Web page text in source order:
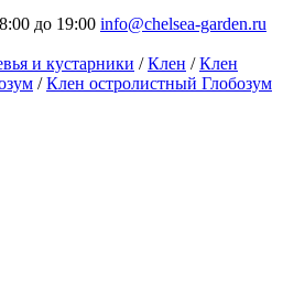
до 19:00 info@chelsea-garden.ru
и кустарники /Клен /Клен
/Клен остролистный Глобозум